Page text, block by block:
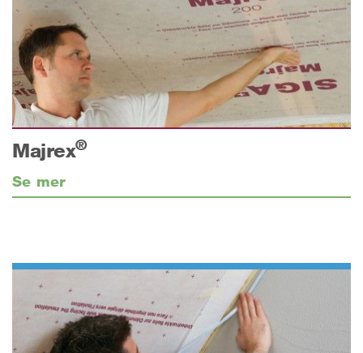
Majrex®
Se mer